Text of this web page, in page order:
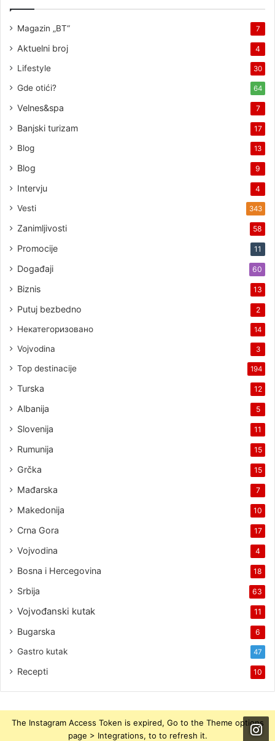
Magazin „BT“ 7
Aktuelni broj 4
Lifestyle 30
Gde otići? 64
Velnes&spa 7
Banjski turizam 17
Blog 13
Blog 9
Intervju 4
Vesti 343
Zanimljivosti 58
Promocije 11
Događaji 60
Biznis 13
Putuj bezbedno 2
Некатегоризовано 14
Vojvodina 3
Top destinacije 194
Turska 12
Albanija 5
Slovenija 11
Rumunija 15
Grčka 15
Mađarska 7
Makedonija 10
Crna Gora 17
Vojvodina 4
Bosna i Hercegovina 18
Srbija 63
Vojvođanski kutak 11
Bugarska 6
Gastro kutak 47
Recepti 10
The Instagram Access Token is expired, Go to the Theme options
page > Integrations, to to refresh it.